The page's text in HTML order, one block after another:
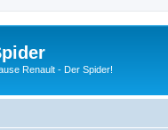
Renault - Der Spider!